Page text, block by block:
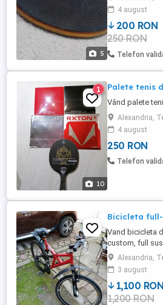
5
Shield, sigilate
marca Shield,
reconditiona.
4 august
200 RON
250 RON
Telefon
10
1 Palete tenis
Vând palete
Alexandria,
4 august
250 RON
Telefon
Bicicleta full-
Vand bicicleta
custom, full
componente
(Shimano, SR
Positive, SKS,
buna. Bicicleta
pinioane). Nu
Alexandria,
3 august
1,100 RON
1,200 RON